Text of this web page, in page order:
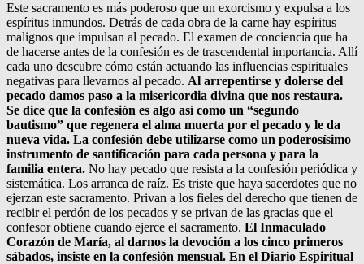
Este sacramento es más poderoso que un exorcismo y expulsa a los
espíritus inmundos. Detrás de cada obra de la carne hay espíritus
malignos que impulsan al pecado. El examen de conciencia que ha
de hacerse antes de la confesión es de trascendental importancia. Allí
cada uno descubre cómo están actuando las influencias espirituales
negativas para llevarnos al pecado. Al arrepentirse y dolerse del
pecado damos paso a la misericordia divina que nos restaura.
Se dice que la confesión es algo así como un “segundo
bautismo” que regenera el alma muerta por el pecado y le da
nueva vida. La confesión debe utilizarse como un poderosísimo
instrumento de santificación para cada persona y para la
familia entera. No hay pecado que resista a la confesión periódica y
sistemática. Los arranca de raíz. Es triste que haya sacerdotes que no
ejerzan este sacramento. Privan a los fieles del derecho que tienen de
recibir el perdón de los pecados y se privan de las gracias que el
confesor obtiene cuando ejerce el sacramento. El Inmaculado
Corazón de María, al darnos la devoción a los cinco primeros
sábados, insiste en la confesión mensual. En el Diario Espiritual